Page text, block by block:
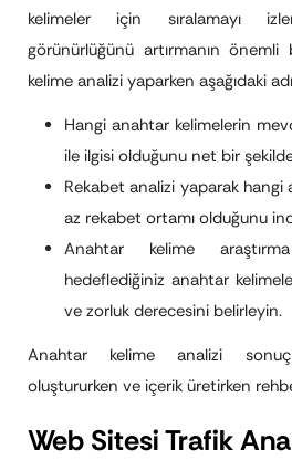
kelimeler için sıralamayı
görünürlüğünü artırmanın önemli
kelime analizi yaparken aşağıdaki
Hangi anahtar kelimelerin
ile ilgisi olduğunu net bir
Rekabet analizi yaparak
az rekabet ortamı olduğunu
Anahtar kelime
hedeflediğiniz anahtar
ve zorluk derecesini belirleyin.
Anahtar kelime analizi
oluştururken ve içerik üretirken
Web Sitesi Trafik